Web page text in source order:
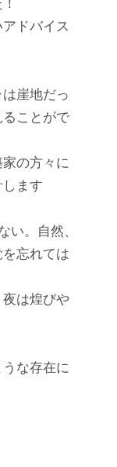
ドバイス
崖地だっ
ことがで
の方々に
ます
い。自然、
忘れては
は煌びや
な存在に